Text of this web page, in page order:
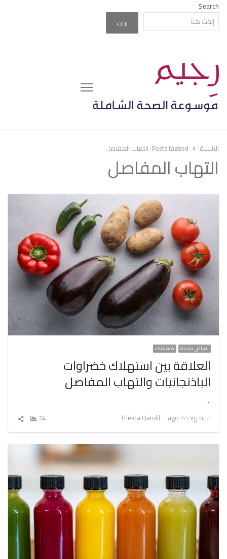
Search
بحث
Menu
الرئيسة Posts tagged: التهاب المفاصل
التهاب المفاصل
أمراض مزمنة متفرقات
العلاقة بين استهلاك خضراوات
الباذنجانيات والتهاب المفاصل
…
سنة واحدة ago
Author
Thekra Qandil
24
شارك